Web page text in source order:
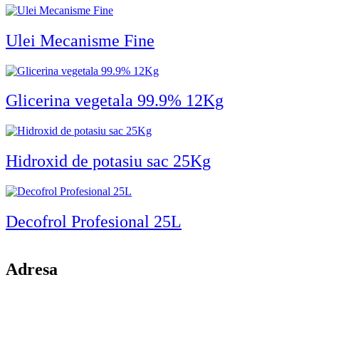
Ulei Mecanisme Fine
Glicerina vegetala 99.9% 12Kg
Hidroxid de potasiu sac 25Kg
Decofrol Profesional 25L
Adresa